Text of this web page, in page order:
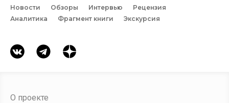
Новости Обзоры Интервью
Рецензия
Аналитика
Фрагмент книги Экскурсия
О проекте